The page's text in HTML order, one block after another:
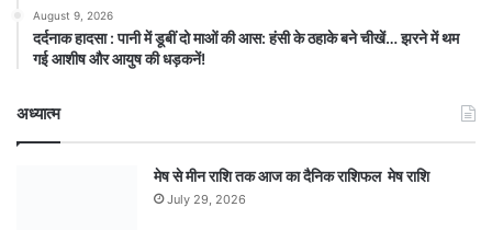
August 9, 2026
दर्दनाक हादसा : पानी में डूबीं दो माओं की आस: हंसी के ठहाके बने चीखें… झरने में थम
गई आशीष और आयुष की धड़कनें!
अध्यात्म
मेष से मीन राशि तक आज का दैनिक राशिफल मेष राशि
July 29, 2026